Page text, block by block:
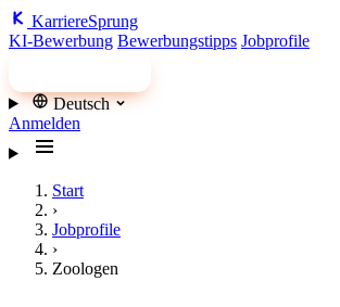
KarriereSprung
KI-Bewerbung Bewerbungstipps Jobprofile
Deutsch
Anmelden
Start
›
Jobprofile
›
Zoologen